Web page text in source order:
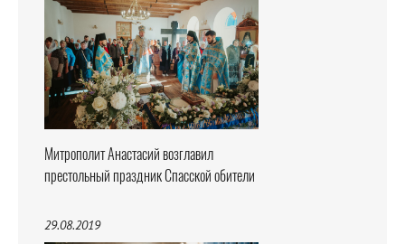
Митрополит Анастасий возглавил
престольный праздник Спасской обители
29.08.2019